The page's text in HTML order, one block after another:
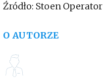
Źródło: Stoen Operator
O AUTORZE